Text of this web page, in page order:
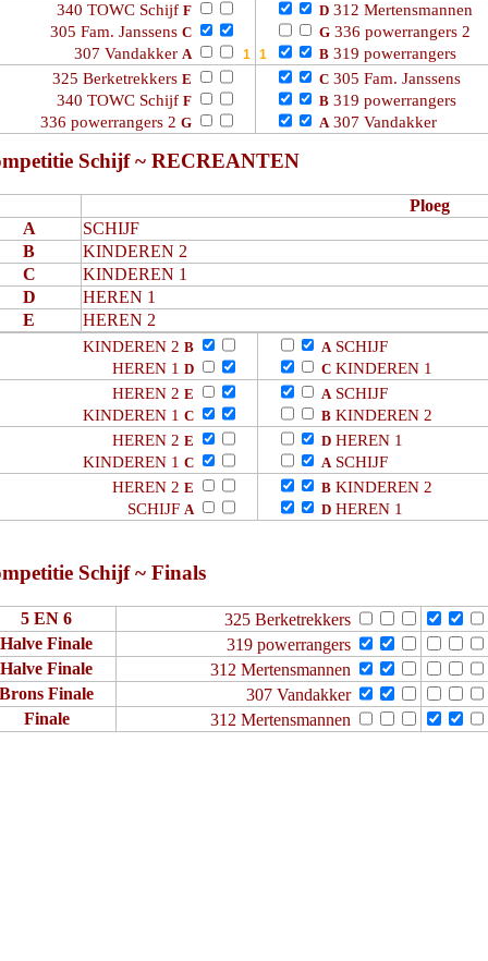
340 TOWC Schijf F
305 Fam. Janssens C
307 Vandakker A
D 312 Mertensmannen
G 336 powerrangers 2
B 319 powerrangers
325 Berketrekkers E
340 TOWC Schijf F
336 powerrangers 2 G
C 305 Fam. Janssens
B 319 powerrangers
A307 Vandakker
Schijf ~ RECREANTEN
Ploeg
A
SCHIJF
B
KINDEREN 2
C
KINDEREN 1
D
HEREN 1
E
HEREN 2
KINDEREN 2 B
HEREN 1 D
A SCHIJF
C KINDEREN 1
HEREN 2 E
KINDEREN 1 C
A SCHIJF
B KINDEREN 2
HEREN 2 E
KINDEREN 1 C
D HEREN 1
A SCHIJF
HEREN 2 E
SCHIJF A
B KINDEREN 2
D HEREN 1
Schijf ~ Finals
5 EN 6 325 Berketrekkers
Halve Finale
319 powerrangers
Halve Finale
312 Mertensmannen
Brons Finale
307 Vandakker
Finale
312 Mertensmannen